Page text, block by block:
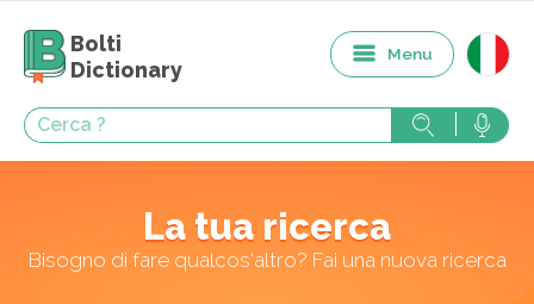
Bolti
Dictionary
Menu
La tua ricerca
Bisogno di fare qualcos'altro? Fai una nuova ricerca